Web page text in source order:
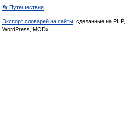
👣 Путешествия
Экспорт словарей на сайты , сделанные на PHP,
WordPress, MODx.